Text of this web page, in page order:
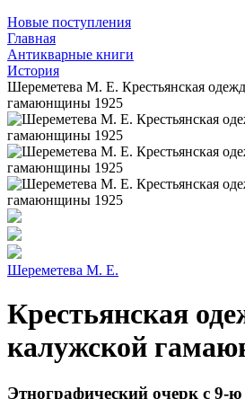
Новые поступления
Главная
Антикварные книги
История
Шереметева М. Е. Крестьянская
гамаюнщины 1925
Шереметева М. Е.
Крестьянская
калужской
Этнографический очерк с 9-